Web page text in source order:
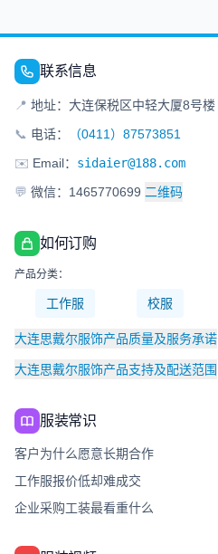
联系信息
📍 地址：大连保税区中轻大厦8号楼
📞 电话：
（0411）87573851
✉️ Email： sidaier@188.com
💬 微信：1465770699 二维码
如何订购
产品分类：
工作服 校服
大连思戴尔服饰产品质量及服务承诺
大连思戴尔服饰产品支持及配送范围
服装常识
客户为什么愿意长期合作
工作服报价低却难成交
企业采购工装最看重什么